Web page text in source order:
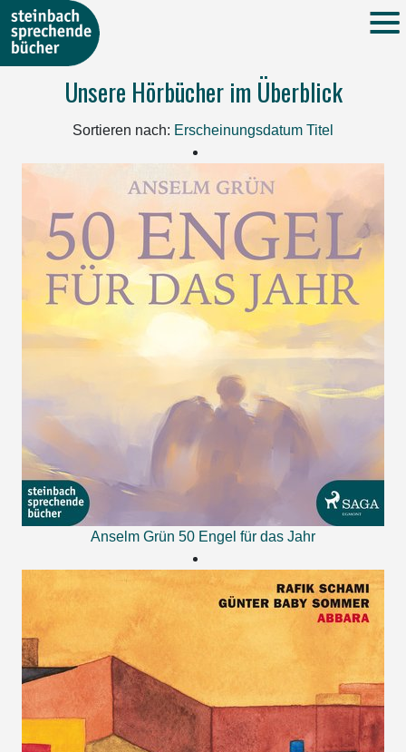
Unsere Hörbücher im Überblick
Sortieren nach: Erscheinungsdatum Titel
Anselm Grün 50 Engel für das Jahr